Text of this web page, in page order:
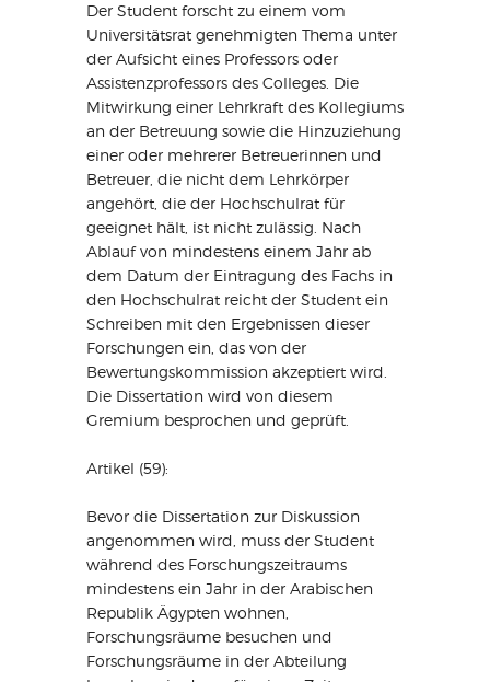
Der Student forscht zu einem vom
Universitätsrat genehmigten Thema unter
der Aufsicht eines Professors oder
Assistenzprofessors des Colleges. Die
Mitwirkung einer Lehrkraft des Kollegiums
an der Betreuung sowie die Hinzuziehung
einer oder mehrerer Betreuerinnen und
Betreuer, die nicht dem Lehrkörper
angehört, die der Hochschulrat für
geeignet hält, ist nicht zulässig. Nach
Ablauf von mindestens einem Jahr ab
dem Datum der Eintragung des Fachs in
den Hochschulrat reicht der Student ein
Schreiben mit den Ergebnissen dieser
Forschungen ein, das von der
Bewertungskommission akzeptiert wird.
Die Dissertation wird von diesem
Gremium besprochen und geprüft.
Artikel (59):
Bevor die Dissertation zur Diskussion
angenommen wird, muss der Student
während des Forschungszeitraums
mindestens ein Jahr in der Arabischen
Republik Ägypten wohnen,
Forschungsräume besuchen und
Forschungsräume in der Abteilung